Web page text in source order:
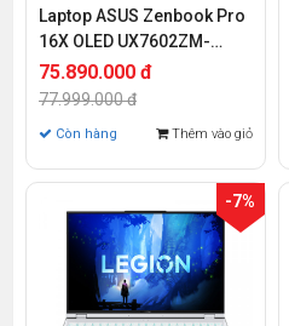
Laptop ASUS Zenbook Pro
16X OLED UX7602ZM-
ME107W (Core i9-12900H |
32GB | 1TB | RTX 3060 6GB
Win 11)
75.890.000 đ
77.999.000 đ
Còn hàng Thêm vào giỏ
-7%